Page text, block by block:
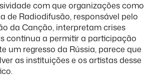
com que organizações como
de Radiodifusão, responsável pelo
da Canção, interpretam crises
continua a permitir a participação
um regresso da Rússia, parece que
as instituições e os artistas desse